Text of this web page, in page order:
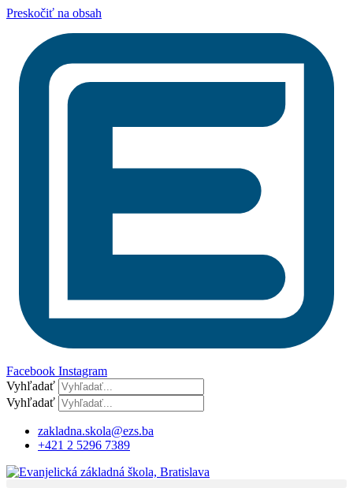
Preskočiť na obsah
Facebook Instagram
Vyhľadať
Vyhľadať
zakladna.skola@ezs.ba
+421 2 5296 7389